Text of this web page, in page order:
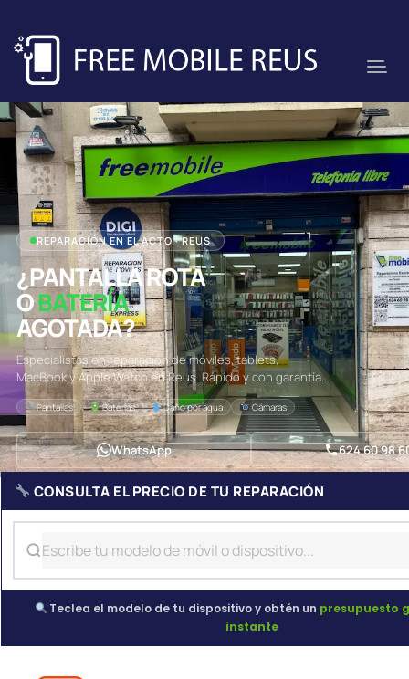
REPARACIÓN EN EL ACTO · REUS
¿PANTALLA ROTA
OBATERÍA
AGOTADA?
Especialistas en reparación de móviles, tablets,
MacBook y Apple Watch en Reus. Rápido y con garantía.
Pantallas Baterías Daño por agua Cámaras
WhatsApp 624 60 98
CONSULTA EL PRECIO DE TU REPARACIÓN
Teclea el modelo de tu dispositivo y obtén un presupuesto
instante